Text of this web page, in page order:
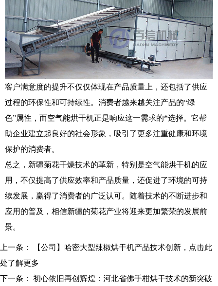
客户满意度的提升不仅仅体现在产品质量上，还包括了供应
过程的环保性和可持续性。消费者越来越关注产品的“绿
色”属性，而空气能烘干机正是响应这一需求的*选择。它帮
助企业建立起良好的社会形象，吸引了更多注重健康和环境
保护的消费者。
总之，新疆菊花干燥技术的革新，特别是空气能烘干机的应
用，不仅提高了供应效率和产品质量，还促进了环境的可持
续发展，赢得了消费者的广泛认可。随着技术的不断进步和
应用的普及，相信新疆的菊花产业将迎来更加繁荣的发展前
景。
上一条：
【公司】哈密大型辣椒烘干机产品技术创新，点击此
处了解更多
下一条： 初心依旧再创辉煌：河北省佛手柑烘干技术的新突破